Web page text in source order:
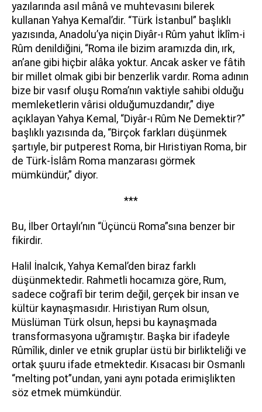
yazılarında asıl mânâ ve muhtevasını bilerek
kullanan Yahya Kemal’dir. “Türk İstanbul” başlıklı
yazısında, Anadolu’ya niçin Diyâr-ı Rûm yahut İklîm-i
Rûm denildiğini, “Roma ile bizim aramızda din, ırk,
an’ane gibi hiçbir alâka yoktur. Ancak asker ve fâtih
bir millet olmak gibi bir benzerlik vardır. Roma adının
bize bir vasıf oluşu Roma’nın vaktiyle sahibi olduğu
memleketlerin vârisi olduğumuzdandır,” diye
açıklayan Yahya Kemal, “Diyâr-ı Rûm Ne Demektir?”
başlıklı yazısında da, “Birçok farkları düşünmek
şartıyle, bir putperest Roma, bir Hıristiyan Roma, bir
de Türk-İslâm Roma manzarası görmek
mümkündür,” diyor.
***
Bu, İlber Ortaylı’nın “Üçüncü Roma”sına benzer bir
fikirdir.
Halil İnalcık, Yahya Kemal’den biraz farklı
düşünmektedir. Rahmetli hocamıza göre, Rum,
sadece coğrafî bir terim değil, gerçek bir insan ve
kültür kaynaşmasıdır. Hıristiyan Rum olsun,
Müslüman Türk olsun, hepsi bu kaynaşmada
transformasyona uğramıştır. Başka bir ifadeyle
Rûmîlik, dinler ve etnik gruplar üstü bir birlikteliği ve
ortak şuuru ifade etmektedir. Kısacası bir Osmanlı
“melting pot”undan, yani aynı potada erimişlikten
söz etmek mümkündür.